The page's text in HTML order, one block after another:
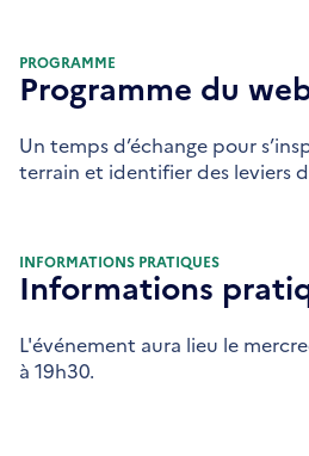
PROGRAMME
Programme du
Un temps d’échange pour
terrain et identifier des leviers
INFORMATIONS PRATIQUES
Informations
L'événement aura lieu le
à 19h30.